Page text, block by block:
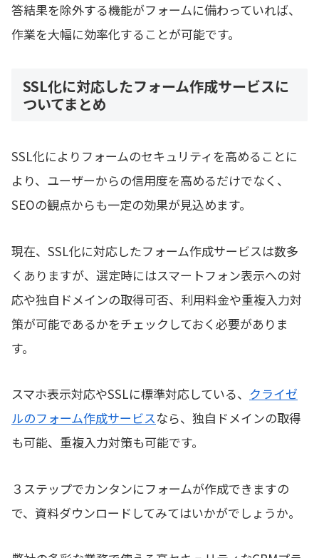
答結果を除外する機能がフォームに備わっていれば、
作業を大幅に効率化することが可能です。
SSL化に対応したフォーム作成サービスに
ついてまとめ
SSL化によりフォームのセキュリティを高めることに
より、ユーザーからの信用度を高めるだけでなく、
SEOの観点からも一定の効果が見込めます。
現在、SSL化に対応したフォーム作成サービスは数多
くありますが、選定時にはスマートフォン表示への対
応や独自ドメインの取得可否、利用料金や重複入力対
策が可能であるかをチェックしておく必要がありま
す。
スマホ表示対応やSSLに標準対応している、 クライゼ
ルのフォーム作成サービスなら、独自ドメインの取得
も可能、重複入力対策も可能です。
３ステップでカンタンにフォームが作成できますの
で、資料ダウンロードしてみてはいかがでしょうか。